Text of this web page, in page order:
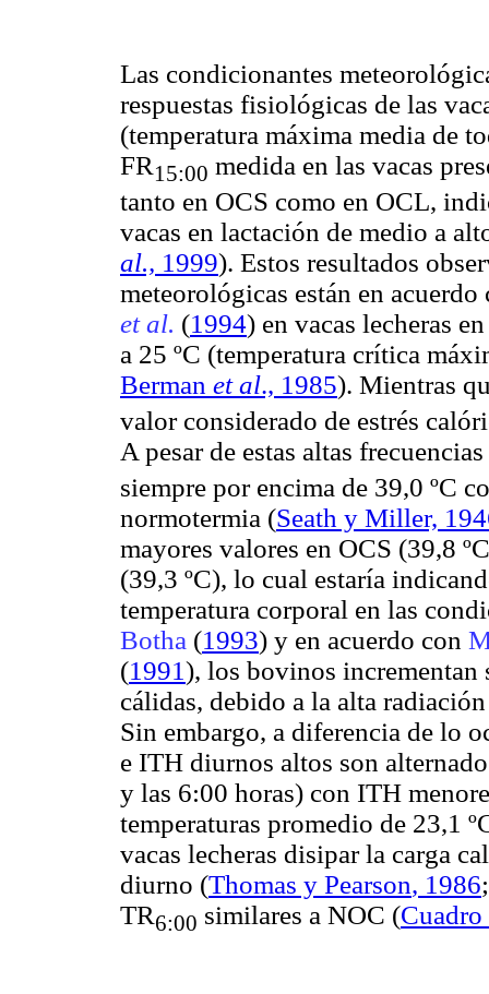
Las condicionantes
respuestas fisiológicas de las
(temperatura máxima media de
FR15:00 medida en las vacas
tanto en OCS como en OCL,
vacas en lactación de medio a
al., 1999). Estos resultados
meteorológicas están en
et al. (1994) en vacas lecheras
a 25 ºC (temperatura crítica
Berman et al., 1985). Mientras
valor considerado de estrés
A pesar de estas altas
siempre por encima de 39,0 ºC
normotermia (Seath y Miller,
mayores valores en OCS (39,8 ºC
(39,3 ºC), lo cual estaría
temperatura corporal en las
Botha (1993) y en acuerdo con
(1991), los bovinos incrementan
cálidas, debido a la alta
Sin embargo, a diferencia de lo
e ITH diurnos altos son
y las 6:00 horas) con ITH
temperaturas promedio de 23,1
vacas lecheras disipar la carga
diurno (Thomas y Pearson, 1986
TR6:00 similares a NOC (Cuadro